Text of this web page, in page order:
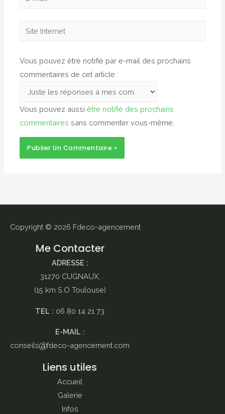
Site
Vous pouvez être notifié par e-mail des prochains
commentaires de cet article :
Vous pouvez aussiêtre notifié des prochains
commentaires sans commenter vous-même.
Copyright © 2026 Fdeco-agencement
Me Contacter
ADRESSE :
31270 CUGNAUX,
(15 km S.O Toulouse)
TEL : 06 80 14 21 73
E-MAIL :
conseils
fdeco-agencement.com
Liens utiles
Accueil
Galerie
Infos